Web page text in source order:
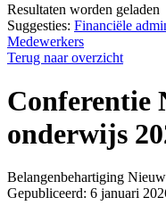
Resultaten worden geladen
Suggesties: Financiële
Medewerkers
Terug naar overzicht
Conferentie
onderwijs
Belangenbehartiging
Gepubliceerd: 6 januari